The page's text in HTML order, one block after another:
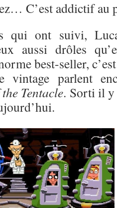
C’est addictif au
qui ont suivi,
aussi drôles
best-seller,
vintage parlent
Tentacle. Sorti il y